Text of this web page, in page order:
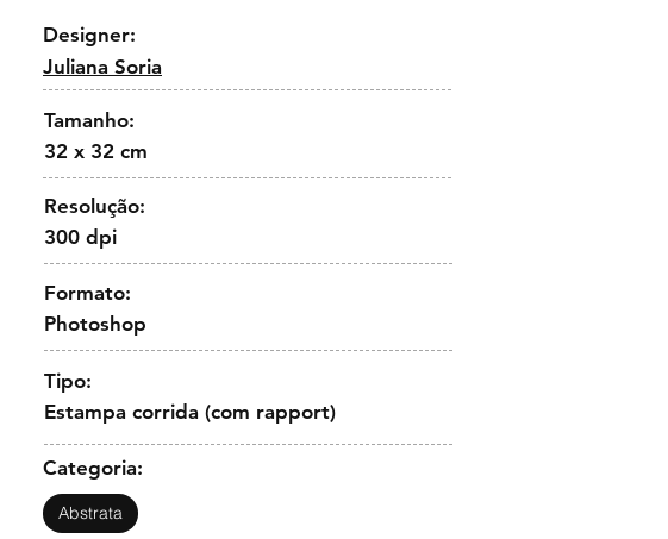
Designer:
Juliana Soria
Tamanho:
32 x 32 cm
Resolução:
300 dpi
Formato:
Photoshop
Tipo:
Estampa corrida (com rapport)
Categoria:
Abstrata